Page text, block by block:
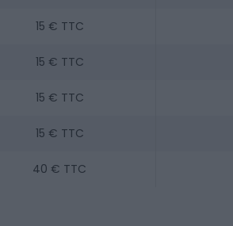
15 € TTC
15 € TTC
15 € TTC
15 € TTC
40 € TTC